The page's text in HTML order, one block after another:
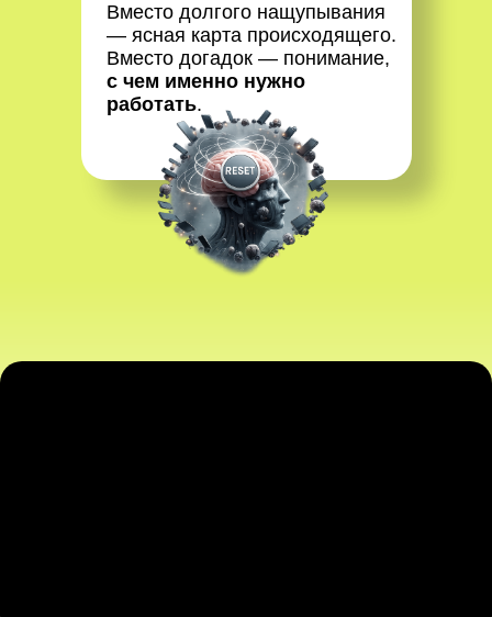
Вместо долгого нащупывания
— ясная карта происходящего.
Вместо догадок — понимание,
с чем именно нужно
работать.